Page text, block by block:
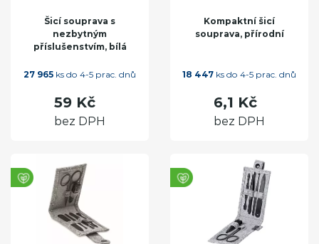
Šicí souprava s
nezbytným
příslušenstvím, bílá
27 965 ks do 4-5 prac. dnů
59 Kč
bez DPH
Kompaktní šicí
souprava, přírodní
18 447 ks do 4-5 prac. dnů
6,1 Kč
bez DPH